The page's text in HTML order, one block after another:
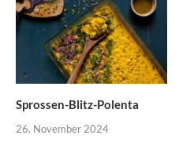
Sprossen-Blitz-Polenta
26. November 2024